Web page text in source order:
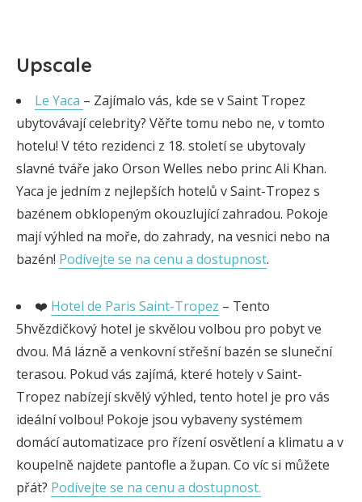
Upscale
Le Yaca – Zajímalo vás, kde se v Saint Tropez
ubytovávají celebrity? Věřte tomu nebo ne, v tomto
hotelu! V této rezidenci z 18. století se ubytovaly
slavné tváře jako Orson Welles nebo princ Ali Khan.
Yaca je jedním z nejlepších hotelů v Saint-Tropez s
bazénem obklopeným okouzlující zahradou. Pokoje
mají výhled na moře, do zahrady, na vesnici nebo na
bazén! Podívejte se na cenu a dostupnost.
❤️ Hotel de Paris Saint-Tropez – Tento
5hvězdičkový hotel je skvělou volbou pro pobyt ve
dvou. Má lázně a venkovní střešní bazén se sluneční
terasou. Pokud vás zajímá, které hotely v Saint-
Tropez nabízejí skvělý výhled, tento hotel je pro vás
ideální volbou! Pokoje jsou vybaveny systémem
domácí automatizace pro řízení osvětlení a klimatu a v
koupelně najdete pantofle a župan. Co víc si můžete
přát? Podívejte se na cenu a dostupnost.